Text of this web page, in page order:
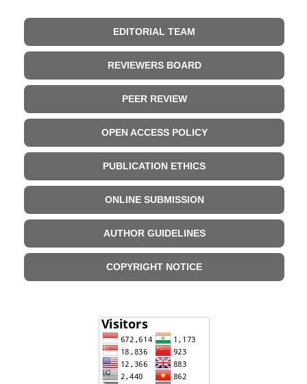
EDITORIAL TEAM
REVIEWERS BOARD
PEER REVIEW
OPEN ACCESS POLICY
PUBLICATION ETHICS
ONLINE SUBMISSION
AUTHOR GUIDELINES
COPYRIGHT NOTICE